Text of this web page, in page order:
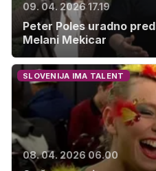
09. 04. 2026 17.19
Peter Poles uradno
Melani Mekicar
SLOVENIJA IMA TALENT
08. 04. 2026 06.00